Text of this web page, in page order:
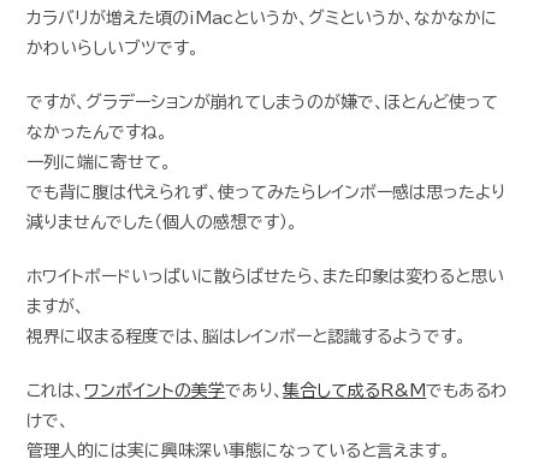
カラバリが増えた頃のiMacというか、グミというか、なかなかに
かわいらしいブツです。
ですが、グラデーションが崩れてしまうのが嫌で、ほとんど使って
なかったんですね。
一列に端に寄せて。
でも背に腹は代えられず、使ってみたらレインボー感は思ったより
減りませんでした（個人の感想です）。
ホワイトボードいっぱいに散らばせたら、また印象は変わると思い
ますが、
視界に収まる程度では、脳はレインボーと認識するようです。
これは、 ワンポイントの美学であり、集合して成るR&Mでもあるわ
けで、
管理人的には実に興味深い事態になっていると言えます。